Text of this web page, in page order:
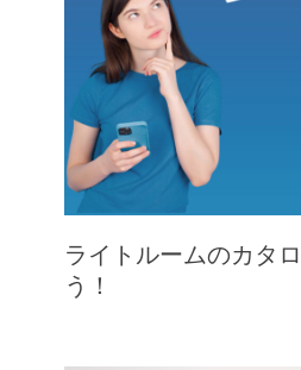
ライトルームのカタ
う！